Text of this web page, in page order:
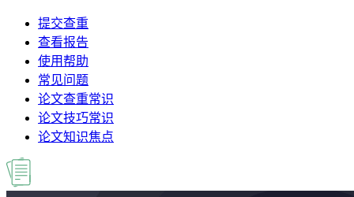
提交查重
查看报告
使用帮助
常见问题
论文查重常识
论文技巧常识
论文知识焦点